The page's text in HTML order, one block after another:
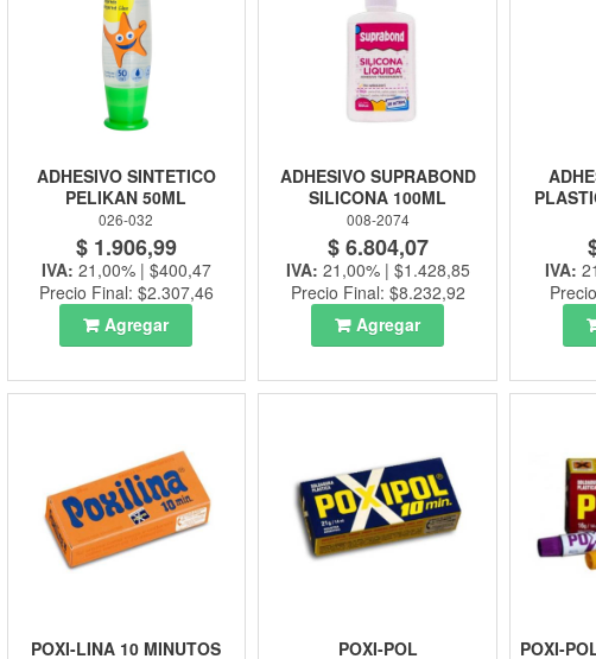
ADHESIVO SINTETICO
PELIKAN 50ML
026-032
$ 1.906,99
IVA: 21,00% | $400,47
Precio Final: $2.307,46
Agregar
ADHESIVO SUPRABOND
SILICONA 100ML
008-2074
$ 6.804,07
IVA: 21,00% | $1.428,85
Precio Final: $8.232,92
Agregar
IVA:
POXI-LINA 10 MINUTOS POXI-POL POXI-